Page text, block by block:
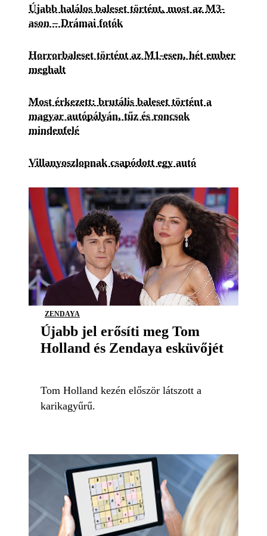
Újabb halálos baleset történt, most az M3-
ason – Drámai fotók
Horrorbaleset történt az M1-esen, hét ember
meghalt
Most érkezett: brutális baleset történt a
magyar autópályán, tűz és roncsok
mindenfelé
Villanyoszlopnak csapódott egy autó
ZENDAYA
Újabb jel erősíti meg Tom
Holland és Zendaya esküvőjét
Tom Holland kezén először látszott a
karikagyűrű.